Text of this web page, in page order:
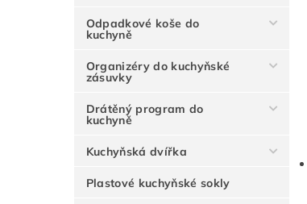
Odpadkové koše do
kuchyně
Organizéry do kuchyňské
zásuvky
Drátěný program do
kuchyně
Kuchyňská dvířka
Plastové kuchyňské sokly